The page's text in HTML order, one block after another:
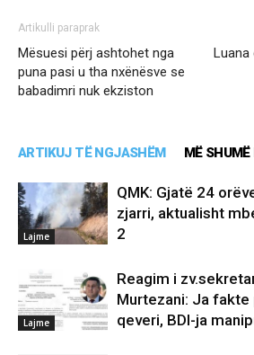
Artikulli paraprak
Mësuesi përj ashtohet nga
puna pasi u tha nxënësve se
babadimri nuk ekziston
Luana
ARTIKUJ TË NGJASHËM MË
Lajme
QMK: Gjatë 24
zjarri, aktualisht
2
Lajme
Reagim i
Murtezani: Ja fakte
qeveri, BDI-ja